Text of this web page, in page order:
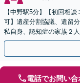
【中野駅5分】【初回相
可】遺産分割協議、遺留
私自身、認知症の家族２
経験しておりますので、
電話でお問い合